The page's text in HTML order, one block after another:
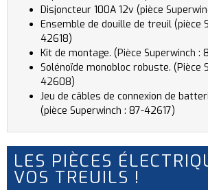
Disjoncteur 100A 12v (pièce
Ensemble de douille de treuil (pièce
42618)
Kit de montage. (Pièce Superwinch :
Solénoïde monobloc robuste. (Pièce
42608)
Jeu de câbles de connexion de
(pièce Superwinch : 87-42617)
LES PIÈCES
VOS TREUILS !